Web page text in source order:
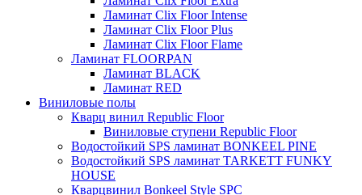
Ламинат Clix Floor Intense
Ламинат Clix Floor Plus
Ламинат Clix Floor Flame
Ламинат FLOORPAN
Ламинат BLACK
Ламинат RED
Виниловые полы
Кварц винил Republic Floor
Виниловые ступени Republic Floor
Водостойкий SPS ламинат BONKEEL PINE
Водостойкий SPS ламинат TARKETT FUNKY
HOUSE
Кварцвинил Bonkeel Style SPC